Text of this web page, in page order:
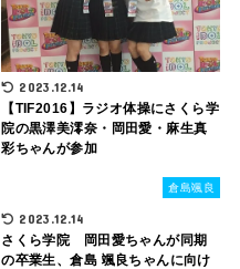
2023.12.14
【TIF2016】ラジオ体操にさくら学
院の黒澤美澪奈・岡田愛・麻生真
彩ちゃんが参加
倉島颯良
2023.12.14
さくら学院 岡田愛ちゃんが同期
の卒業生、倉島 颯良ちゃんに向け